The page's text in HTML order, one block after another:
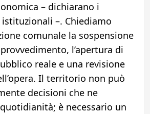
– dichiarano i
–. Chiediamo
comunale la sospensione
l’apertura di
reale e una revisione
Il territorio non può
decisioni che ne
è necessario un